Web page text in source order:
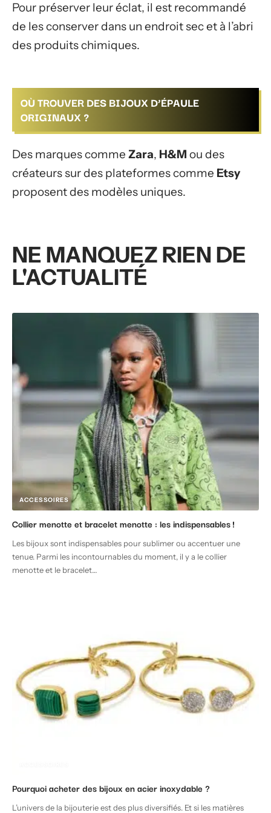
Pour préserver leur éclat, il est recommandé
de les conserver dans un endroit sec et à l’abri
des produits chimiques.
OÙ TROUVER DES BIJOUX D’ÉPAULE
ORIGINAUX ?
Des marques comme Zara, H&M ou des
créateurs sur des plateformes comme Etsy
proposent des modèles uniques.
NE MANQUEZ RIEN DE
L'ACTUALITÉ
ACCESSOIRES
Collier menotte et bracelet menotte : les indispensables !
Les bijoux sont indispensables pour sublimer ou accentuer une
tenue. Parmi les incontournables du moment, il y a le collier
menotte et le bracelet…
Pourquoi acheter des bijoux en acier inoxydable ?
L’univers de la bijouterie est des plus diversifiés. Et si les matières